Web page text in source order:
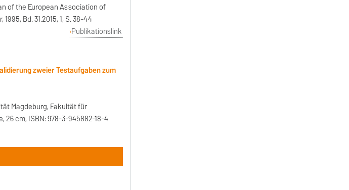
of the European Association of
Bd. 31.2015, 1, S. 38-44
Publikationslink
zweier Testaufgaben zum
Magdeburg, Fakultät für
cm, ISBN: 978-3-945882-18-4